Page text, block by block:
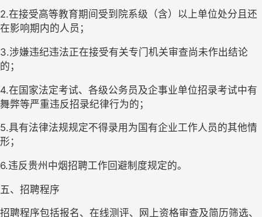
2.在接受高等教育期间受到院系级（含）以上单位处分且还
在影响期内的人员；
3.涉嫌违纪违法正在接受有关专门机关审查尚未作出结论
的；
4.在国家法定考试、各级公务员及企事业单位招录考试中有
舞弊等严重违反招录纪律行为的；
5.具有法律法规规定不得录用为国有企业工作人员的其他情
形；
6.违反贵州中烟招聘工作回避制度规定的。
五、招聘程序
招聘程序包括报名、在线测评、网上资格审查及简历筛选、